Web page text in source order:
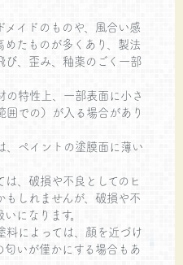
イドのものや、風合い感
めたものが多くあり、製法
び、歪み、釉薬のごく一部
の特性上、一部表面に小さ
での）が入る場合があり
、ペイントの塗膜面に薄い
、破損や不良としてのヒ
もしれませんが、破損や不
になります。
料によっては、顔を近づけ
いが僅かにする場合もあ